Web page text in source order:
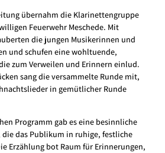
übernahm die Klarinettengruppe
Feuerwehr Meschede. Mit
die jungen Musikerinnen und
und schufen eine wohltuende,
zum Verweilen und Erinnern einlud.
sang die versammelte Runde mit,
in gemütlicher Runde
Programm gab es eine besinnliche
die das Publikum in ruhige, festliche
Erzählung bot Raum für Erinnerungen,